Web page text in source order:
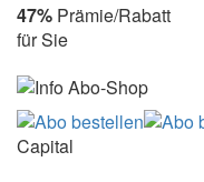
47% Prämie/Rabatt
für Sie
Capital